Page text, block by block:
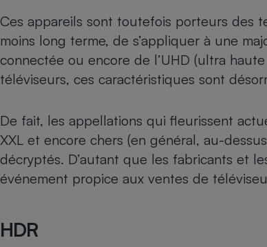
Ces appareils sont toutefois porteurs des
moins long terme, de s’appliquer à une
connectée ou encore de l’UHD (ultra
téléviseurs, ces caractéristiques sont
De fait, les appellations qui fleurissent
XXL et encore chers (en général, au-
décryptés. D’autant que les fabricants et
événement propice aux ventes de
HDR
Assurance
Gros
Petit
Informatique
Internet
Téléphonie
Sécurité